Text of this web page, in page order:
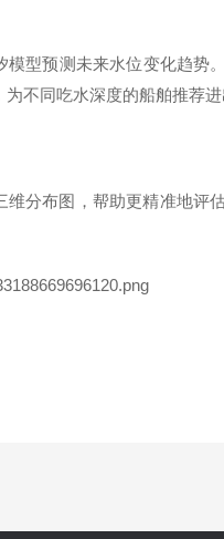
型预测未来水位变化趋势
为不同吃水深度的船舶推荐进
分布图，帮助更精准地